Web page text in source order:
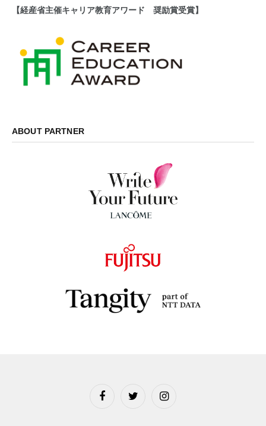
【経産省主催キャリア教育アワード 奨励賞受賞】
ABOUT PARTNER
FacebookTwitter Instagram